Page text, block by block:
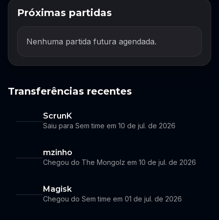
Próximas partidas
Nenhuma partida futura agendada.
Transferências recentes
ScrunK
Saiu para Sem time em 10 de jul. de 2026
mzinho
Chegou do The Mongolz em 10 de jul. de 2026
Magisk
Chegou do Sem time em 01 de jul. de 2026